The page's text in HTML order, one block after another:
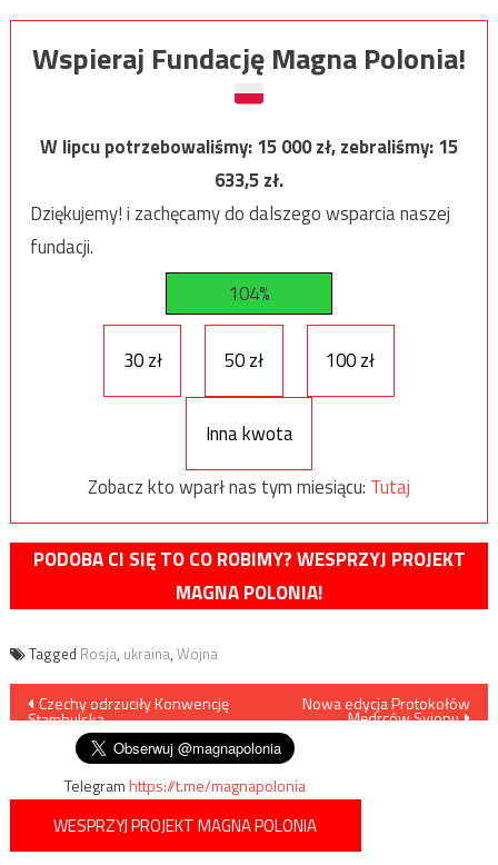
Wspieraj Fundację Magna Polonia!
W lipcu potrzebowaliśmy:15 000zł, zebraliśmy:15
633,5zł.
Dziękujemy! i zachęcamy do dalszego wsparcia naszej
fundacji.
104%
30 zł 50 zł 100 zł
Inna kwota
Zobacz kto wparł nas tym miesiącu: Tutaj
PODOBA CI SIĘ TO CO ROBIMY? WESPRZYJ PROJEKT
MAGNA POLONIA!
Tagged Rosja, ukraina, Wojna
Nawigacja
wpisu
Czechy odrzuciły Konwencję
Stambulską
Nowa edycja Protokołów
Mędrców Syjonu
Telegramhttps://t.me/magnapolonia
WESPRZYJ PROJEKT MAGNA POLONIA